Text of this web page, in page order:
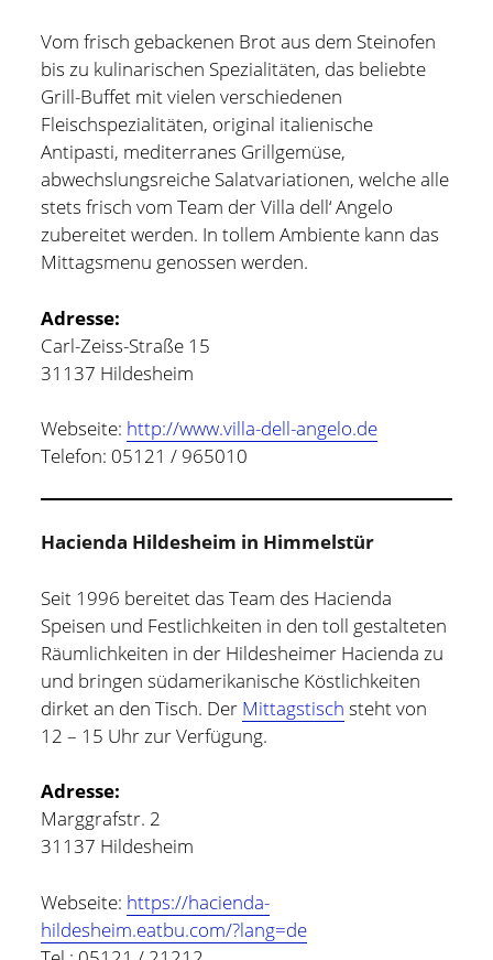
Vom frisch gebackenen Brot aus dem Steinofen
bis zu kulinarischen Spezialitäten, das beliebte
Grill-Buffet mit vielen verschiedenen
Fleischspezialitäten, original italienische
Antipasti, mediterranes Grillgemüse,
abwechslungsreiche Salatvariationen, welche alle
stets frisch vom Team der Villa dell‘ Angelo
zubereitet werden. In tollem Ambiente kann das
Mittagsmenu genossen werden.
Adresse:
Carl-Zeiss-Straße 15
31137 Hildesheim
Webseite: http://www.villa-dell-angelo.de
Telefon: 05121 / 965010
Hacienda Hildesheim in Himmelstür
Seit 1996 bereitet das Team des Hacienda
Speisen und Festlichkeiten in den toll gestalteten
Räumlichkeiten in der Hildesheimer Hacienda zu
und bringen südamerikanische Köstlichkeiten
dirket an den Tisch. Der Mittagstisch steht von
12 – 15 Uhr zur Verfügung.
Adresse:
Marggrafstr. 2
31137 Hildesheim
Webseite: https://hacienda-
hildesheim.eatbu.com/?lang=de